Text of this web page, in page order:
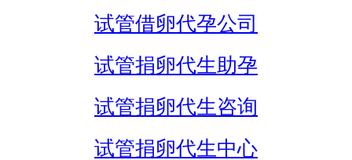
试管借卵代孕公司
试管捐卵代生助孕
试管捐卵代生咨询
试管捐卵代生中心